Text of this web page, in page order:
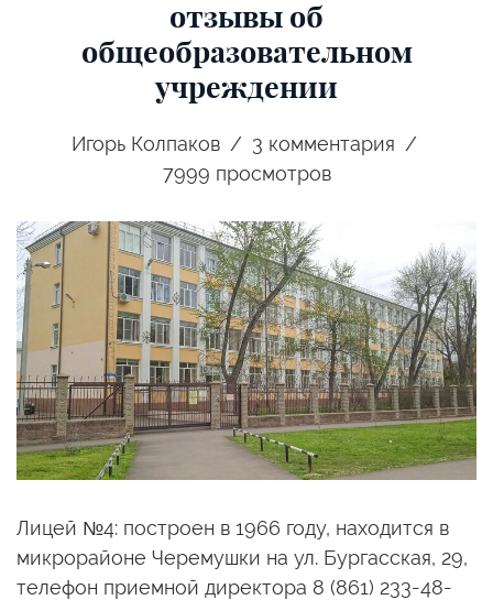
отзывы об
общеобразовательном
учреждении
Игорь Колпаков 3 комментария
7999 просмотров
Лицей №4: построен в 1966 году, находится в
микрорайоне Черемушки на ул. ​Бургасская, 29,
телефон приемной директора 8 (861) 233-48-